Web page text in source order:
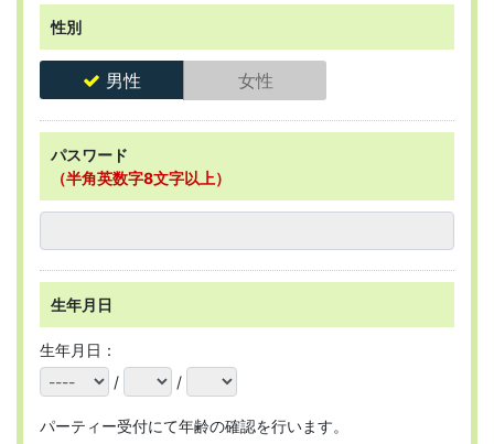
性別
男性 女性
パスワード
（半角英数字8文字以上）
生年月日
生年月日：
/
/
パーティー受付にて年齢の確認を行います。